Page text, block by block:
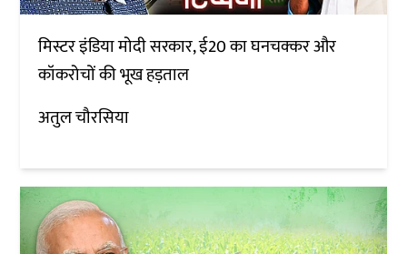
मिस्टर इंडिया मोदी सरकार, ई20 का घनचक्कर और
कॉकरोचों की भूख हड़ताल
अतुल चौरसिया